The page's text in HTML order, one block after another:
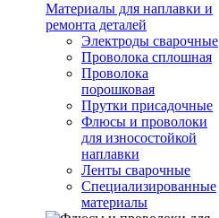
Материалы для наплавки и
ремонта деталей
Электроды сварочные
Проволока сплошная
Проволока
порошковая
Прутки присадочные
Флюсы и проволоки
для износостойкой
наплавки
Ленты сварочные
Специализированные
материалы